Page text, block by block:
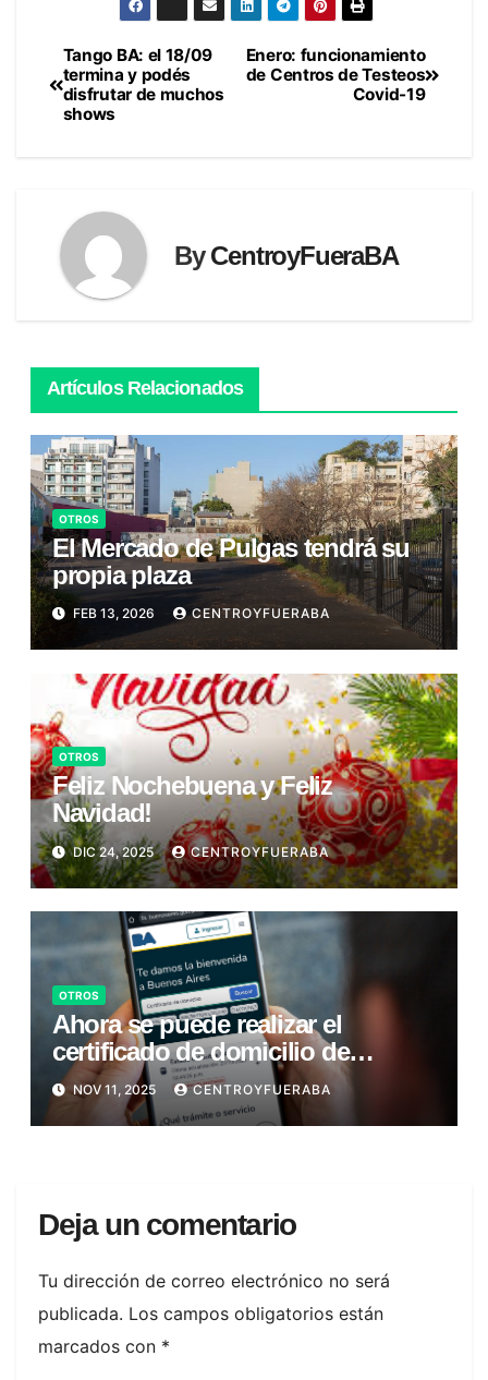
Navegación
de
Enero: funcionamiento
de Centros de Testeos
Covid-19
Tango BA: el 18/09
termina y podés
disfrutar de muchos
shows
ByCentroyFueraBA
Artículos Relacionados
OTROS
El Mercado de Pulgas tendrá su
propia plaza
FEB 13, 2026 CENTROYFUERABA
OTROS
Feliz Nochebuena y Feliz
Navidad!
DIC 24, 2025 CENTROYFUERABA
OTROS
Ahora se puede realizar el
certificado de domicilio de
manera virtual
NOV 11, 2025 CENTROYFUERABA
Deja un comentario
Tu dirección de correo electrónico no será
publicada. Los campos obligatorios están
marcados con *